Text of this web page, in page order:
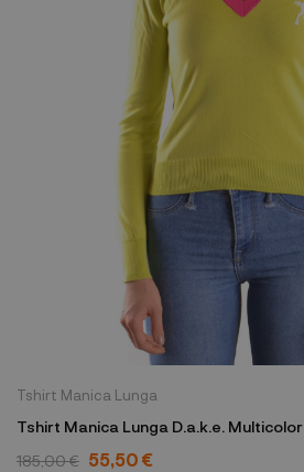
Tshirt Manica Lunga
Tshirt Manica Lunga D.a.k.e. Multicolor
185,00 € 55,50 €